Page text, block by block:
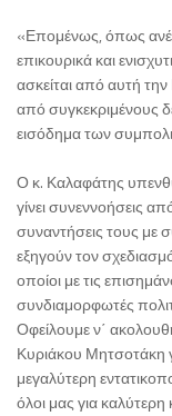
«Επομένως, όπως
επικουρικά και
ασκείται από αυτή
από συγκεκριμένους
εισόδημα των
Ο κ. Καλαφάτης
γίνει συνεννοήσεις
συναντήσεις τους με
εξηγούν τον
οποίοι με τις
συνδιαμορφωτές
Οφείλουμε ν΄
Κυριάκου Μητσοτάκη
μεγαλύτερη
όλοι μας για